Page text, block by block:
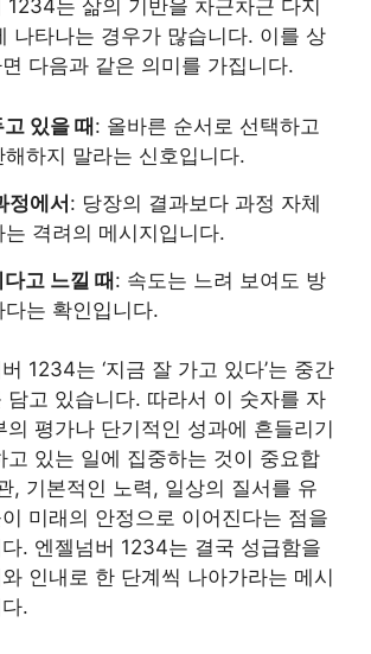
1234는 삶의 기반을 차근차근 다지
나타나는 경우가 많습니다. 이를 상
다음과 같은 의미를 가집니다.
있을 때: 올바른 순서로 선택하고
해하지 말라는 신호입니다.
정에서: 당장의 결과보다 과정 자체
는 격려의 메시지입니다.
고 느낄 때: 속도는 느려 보여도 방
다는 확인입니다.
1234는 ‘지금 잘 가고 있다’는 중간
담고 있습니다. 따라서 이 숫자를 자
의 평가나 단기적인 성과에 흔들리기
고 있는 일에 집중하는 것이 중요합
, 기본적인 노력, 일상의 질서를 유
미래의 안정으로 이어진다는 점을
. 엔젤넘버 1234는 결국 성급함을
인내로 한 단계씩 나아가라는 메시
.